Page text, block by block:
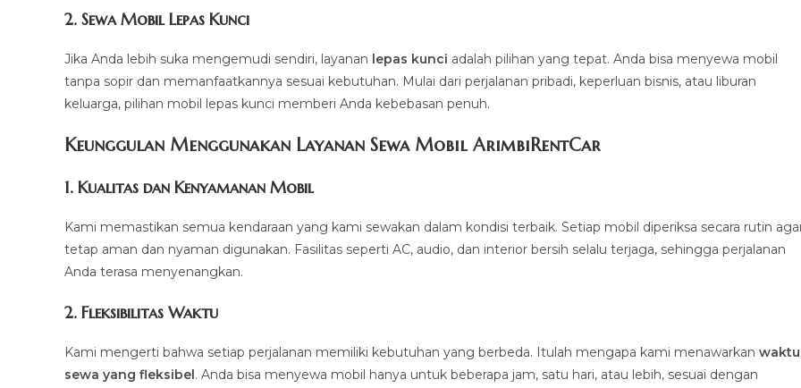
2. Sewa Mobil Lepas Kunci
Jika Anda lebih suka mengemudi sendiri, layanan lepas kunci adalah pilihan yang tepat. Anda bisa menyewa mobil
tanpa sopir dan memanfaatkannya sesuai kebutuhan. Mulai dari perjalanan pribadi, keperluan bisnis, atau liburan
keluarga, pilihan mobil lepas kunci memberi Anda kebebasan penuh.
Keunggulan Menggunakan Layanan Sewa Mobil ArimbiRentCar
1. Kualitas dan Kenyamanan Mobil
Kami memastikan semua kendaraan yang kami sewakan dalam kondisi terbaik. Setiap mobil diperiksa secara rutin
tetap aman dan nyaman digunakan. Fasilitas seperti AC, audio, dan interior bersih selalu terjaga, sehingga perjalanan
Anda terasa menyenangkan.
2. Fleksibilitas Waktu
Kami mengerti bahwa setiap perjalanan memiliki kebutuhan yang berbeda. Itulah mengapa kami menawarkan waktu
sewa yang fleksibel. Anda bisa menyewa mobil hanya untuk beberapa jam, satu hari, atau lebih, sesuai dengan